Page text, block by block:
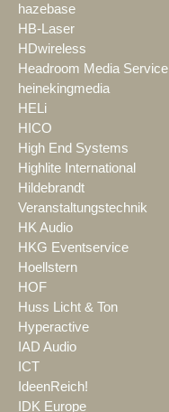
hazebase
HB-Laser
HDwireless
Headroom Media Service
heinekingmedia
HELi
HICO
High End Systems
Highlite International
Hildebrandt
Veranstaltungstechnik
HK Audio
HKG Eventservice
Hoellstern
HOF
Huss Licht & Ton
Hyperactive
IAD Audio
ICT
IdeenReich!
IDK Europe